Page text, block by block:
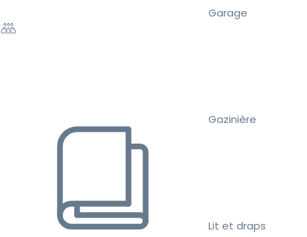
Garage
Gazinière
Lit et draps